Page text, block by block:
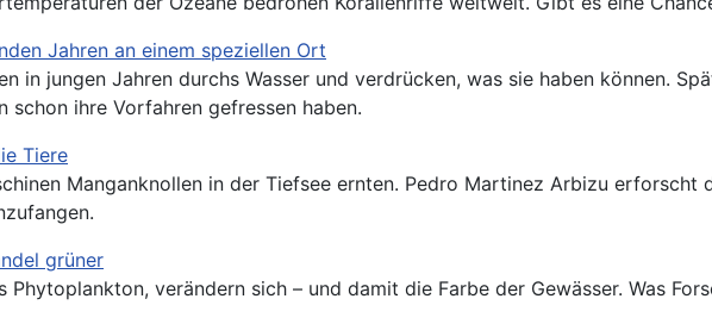
Jahren an einem speziellen Ort
in jungen Jahren durchs Wasser und verdrücken, was sie haben können.
schon ihre Vorfahren gefressen haben.
Tiere
Manganknollen in der Tiefsee ernten. Pedro Martinez Arbizu
grüner
Phytoplankton, verändern sich – und damit die Farbe der Gewässer. Was